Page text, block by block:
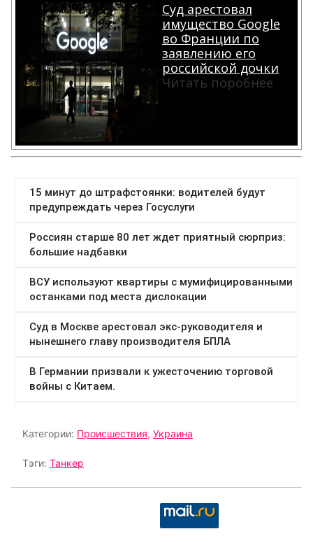
Суд арестовал
имущество Google
во Франции по
заявлению его
российской дочки
Читать поробнее
Категории: Происшествия, Украина
Тэги: Танкер